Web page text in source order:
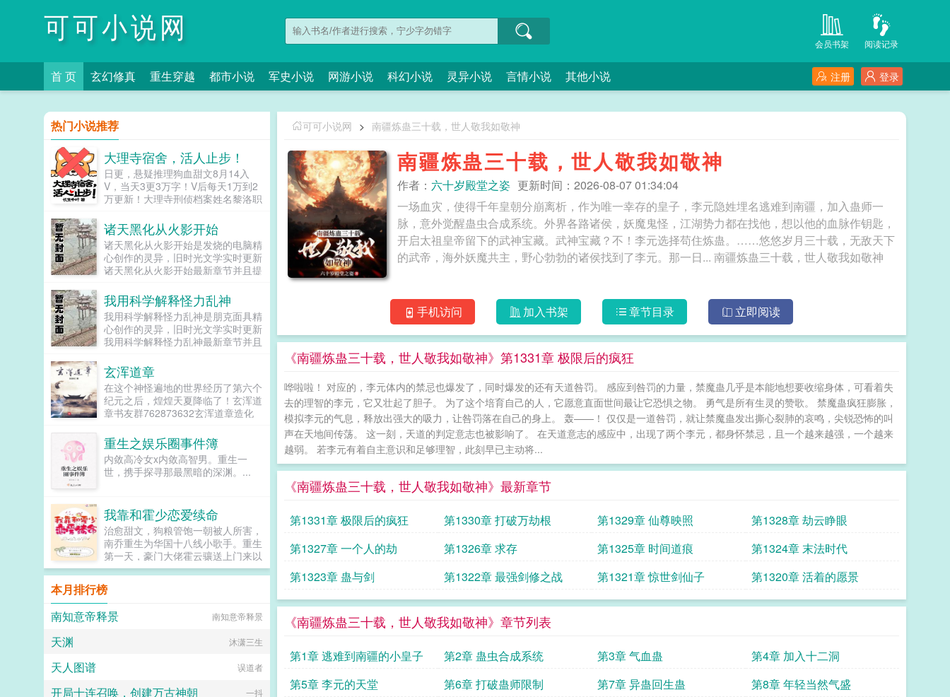
可可小说网 阅读记录
会员书架
首 页 玄幻修真 重生穿越 都市小说 军史小说 网游小说 科幻小说 灵异小说 言情小说 其他小说 登录
注册
可可小说网 > 南疆炼蛊三十载，世人敬我如敬神
南疆炼蛊三十载，世人敬我如敬神
作者： 六十岁殿堂之姿 更新时间：2026-08-07 01:34:04
一场血灾，使得千年皇朝分崩离析，作为唯一幸存的皇子，李元隐姓埋名逃难到南疆，加入蛊师一
脉，意外觉醒蛊虫合成系统。外界各路诸侯，妖魔鬼怪，江湖势力都在找他，想以他的血脉作钥匙，
开启太祖皇帝留下的武神宝藏。武神宝藏？不！李元选择苟住炼蛊。……悠悠岁月三十载，无敌天下
的武帝，海外妖魔共主，野心勃勃的诸侯找到了李元。那一日... 南疆炼蛊三十载，世人敬我如敬神
手机访问 加入书架 章节目录 立即阅读
《南疆炼蛊三十载，世人敬我如敬神》第1331章 极限后的疯狂
哗啦啦！ 对应的，李元体内的禁忌也爆发了，同时爆发的还有天道咎罚。 感应到咎罚的力量，禁魔蛊几乎是本能地想要收缩身体，可看着失
去的理智的李元，它又壮起了胆子。 为了这个培育自己的人，它愿意直面世间最让它恐惧之物。 勇气是所有生灵的赞歌。 禁魔蛊疯狂膨胀，
模拟李元的气息，释放出强大的吸力，让咎罚落在自己的身上。 轰——！ 仅仅是一道咎罚，就让禁魔蛊发出撕心裂肺的哀鸣，尖锐恐怖的叫
声在天地间传荡。 这一刻，天道的判定意志也被影响了。 在天道意志的感应中，出现了两个李元，都身怀禁忌，且一个越来越强，一个越来
越弱。 若李元有着自主意识和足够理智，此刻早已主动将...
《南疆炼蛊三十载，世人敬我如敬神》最新章节
第1331章 极限后的疯狂 第1330章 打破万劫根 第1329章 仙尊映照
第1328章 劫云睁眼
第1327章 一个人的劫
第1326章 求存 第1325章 时间道痕
第1324章 末法时代
第1323章 蛊与剑
第1322章 最强剑修之战 第1321章 惊世剑仙子 第1320章 活着的愿景
《南疆炼蛊三十载，世人敬我如敬神》章节列表
第1章 逃难到南疆的小皇子 第2章 蛊虫合成系统 第3章 气血蛊
第4章 加入十二洞
第5章 李元的天堂
第6章 打破蛊师限制 第7章 异蛊回生蛊
第8章 年轻当然气盛
热门小说推荐
大理寺宿舍，活人止步！
日更，悬疑推理狗血甜文8月14入
V，当天3更3万字！V后每天1万到2
万更新！大理寺刑侦档案姓名黎洛职
房）黎洛穿越了，在大理寺的牢房成
了常住户。第1次，他穿成了为白月
光...
诸天黑化从火影开始
诸天黑化从火影开始是发烧的电脑精
心创作的灵异，旧时光文学实时更新
诸天黑化从火影开始最新章节并且提
化从火影开始评论，并不代表旧时光
文学赞同或者支持诸天黑化从火影开
始读者的观点。...
我用科学解释怪力乱神
我用科学解释怪力乱神是朋克面具精
心创作的灵异，旧时光文学实时更新
我用科学解释怪力乱神最新章节并且
科学解释怪力乱神评论，并不代表旧
时光文学赞同或者支持我用科学解释
怪力乱神读者的观点。...
玄浑道章
在这个神怪遍地的世界经历了第六个
纪元之后，煌煌天夏降临了！玄浑道
章书友群762873632玄浑道章造化
重生之娱乐圈事件簿
内敛高冷女x内敛高智男。重生一
世，携手探寻那最黑暗的深渊。...
我靠和霍少恋爱续命
治愈甜文，狗粮管饱一朝被人所害，
南乔重生为华国十八线小歌手。重生
第一天，豪门大佬霍云骧送上门来以
身相许。不和这个男人谈恋爱就会
死。南乔不信邪，誓死不从。哪怕霍
三少百般套路，上位成了男朋友。南
乔也跟人分了手。分手一个月，南乔
突然开始病入膏盲，生命垂危。原来
是，南乔又乖乖地去投奔前男友续命
想复合。不想复合的话，结婚也行。
本月排行榜
南知意帝释景
南知意帝释景
天渊 沐潇三生
天人图谱 误道者
开局十连召唤，创建万古神朝 一抖